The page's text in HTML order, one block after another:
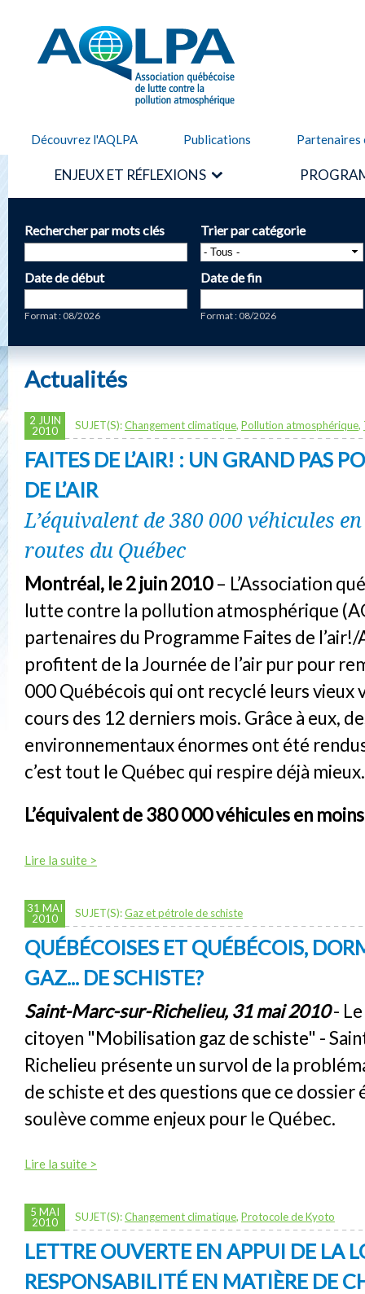
AQLPA
Découvrez l'AQLPA Publications Partenaires
ENJEUX ET RÉFLEXIONS
Rechercher par mots clés Trier par catégorie
Date de début
Format : 08/2026
Date de fin
Format : 08/2026
Actualités
2 JUIN
2010
SUJET(S):Changement climatique, Pollution atmosphérique,
FAITES DE L’AIR! : UN GRAND PAS
DE L’AIR
L’équivalent de 380 000 véhicules
routes du Québec
Montréal, le 2 juin 2010– L’Association
lutte contre la pollution atmosphérique
partenaires du Programme Faites de l’air!/
profitent de la Journée de l’air pur pour
000 Québécois qui ont recyclé leurs vieux
cours des 12 derniers mois. Grâce à eux,
environnementaux énormes ont été
c’est tout le Québec qui respire déjà mieux.
L’équivalent de 380 000 véhicules en
Lire la suite >
31 MAI
2010
SUJET(S):Gaz et pétrole de schiste
QUÉBÉCOISES ET QUÉBÉCOIS,
GAZ... DE SCHISTE?
Saint-Marc-sur-Richelieu, 31 mai 2010-
citoyen "Mobilisation gaz de schiste" -
Richelieu présente un survol de la
de schiste et des questions que ce dossier
soulève comme enjeux pour le Québec.
Lire la suite >
5 MAI
2010
SUJET(S):Changement climatique, Protocole de Kyoto
LETTRE OUVERTE EN APPUI DE LA
RESPONSABILITÉ EN MATIÈRE DE